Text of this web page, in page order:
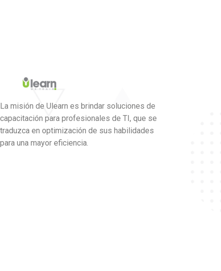
La misión de Ulearn es brindar soluciones de
capacitación para profesionales de TI, que se
traduzca en optimización de sus habilidades
para una mayor eficiencia.